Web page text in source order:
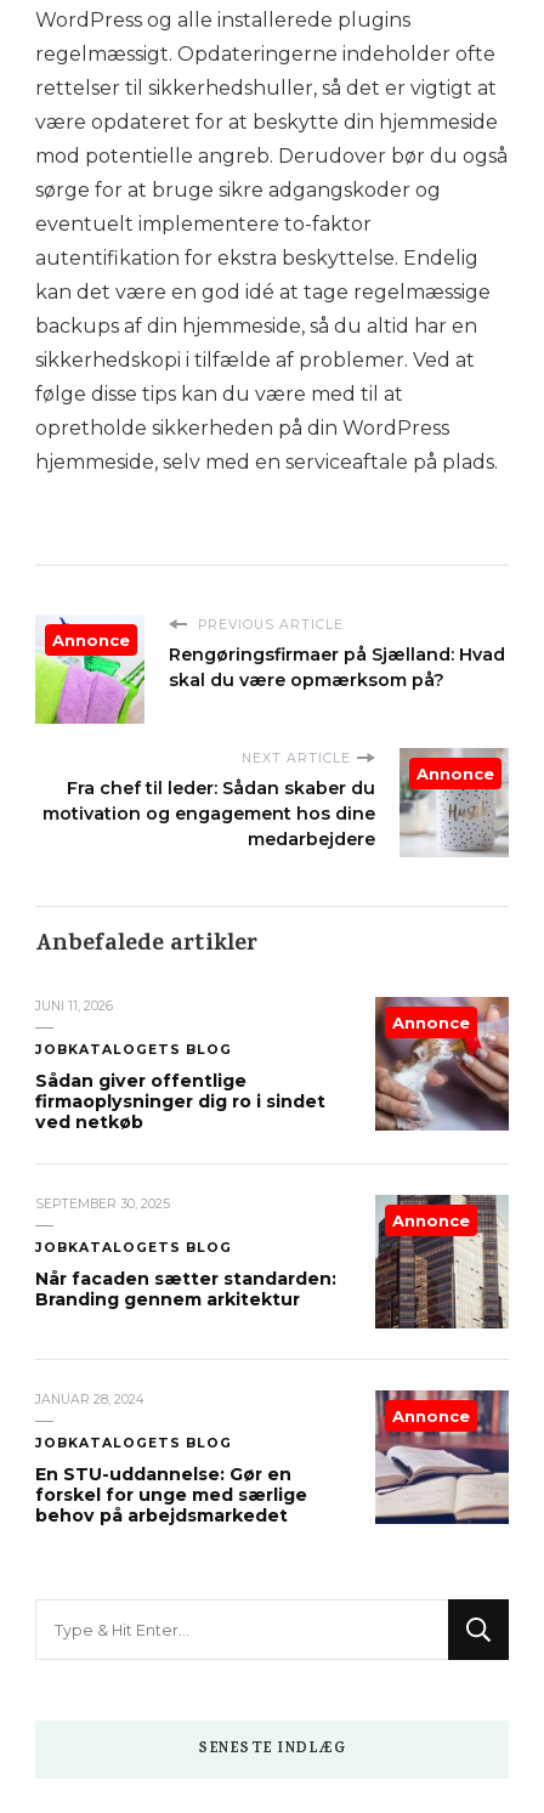
WordPress og alle installerede plugins
regelmæssigt. Opdateringerne indeholder ofte
rettelser til sikkerhedshuller, så det er vigtigt at
være opdateret for at beskytte din hjemmeside
mod potentielle angreb. Derudover bør du også
sørge for at bruge sikre adgangskoder og
eventuelt implementere to-faktor
autentifikation for ekstra beskyttelse. Endelig
kan det være en god idé at tage regelmæssige
backups af din hjemmeside, så du altid har en
sikkerhedskopi i tilfælde af problemer. Ved at
følge disse tips kan du være med til at
opretholde sikkerheden på din WordPress
hjemmeside, selv med en serviceaftale på plads.
PREVIOUS ARTICLE
Rengøringsfirmaer på Sjælland: Hvad
skal du være opmærksom på?
Annonce
NEXT ARTICLE
Fra chef til leder: Sådan skaber du
motivation og engagement hos dine
medarbejdere
Annonce
Anbefalede artikler
JUNI 11, 2026
JOBKATALOGETS BLOG
Sådan giver offentlige
firmaoplysninger dig ro i sindet
ved netkøb
Annonce
SEPTEMBER 30, 2025
JOBKATALOGETS BLOG
Når facaden sætter standarden:
Branding gennem arkitektur
Annonce
JANUAR 28, 2024
JOBKATALOGETS BLOG
En STU-uddannelse: Gør en
forskel for unge med særlige
behov på arbejdsmarkedet
Annonce
SENESTE INDLÆG